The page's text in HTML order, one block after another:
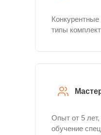
типы
Опыт от 5 лет,
обучение